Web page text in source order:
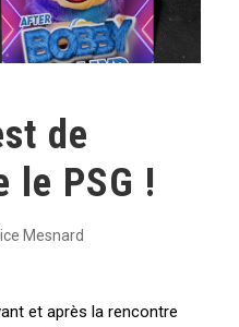
de
le PSG !
Mesnard
et après la rencontre